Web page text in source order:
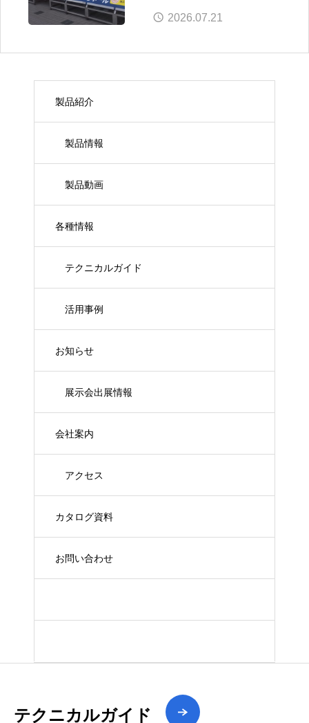
2026へ行ってきまし
察
2026.07.21
製品紹介
製品情報
製品動画
各種情報
テクニカルガイド
活用事例
お知らせ
展示会出展情報
会社案内
アクセス
カタログ資料
お問い合わせ
テクニカルガイド